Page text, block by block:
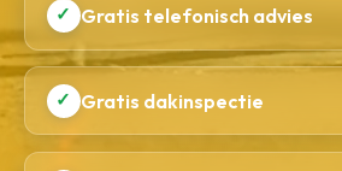
✓ Gratis telefonisch advies
✓ Gratis dakinspectie